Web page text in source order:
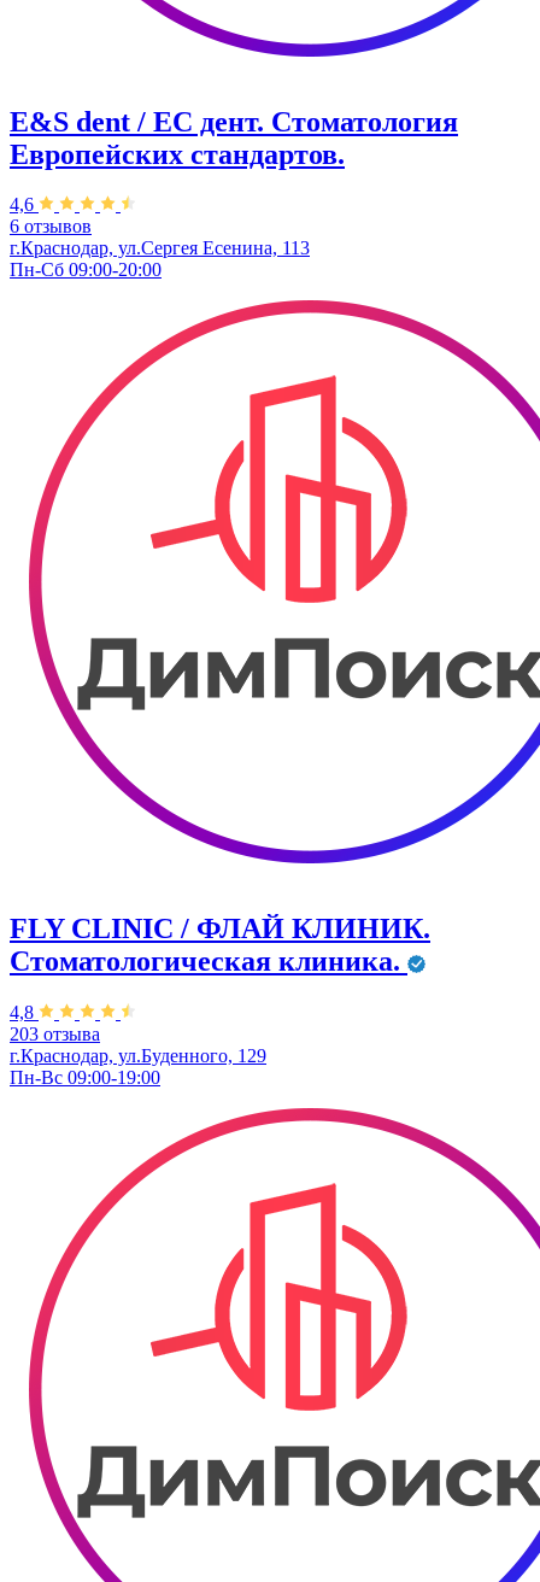
E&S dent / ЕС дент. Стоматология
Европейских стандартов.
4,6
6 отзывов
г.Краснодар, ул.Сергея Есенина, 113
Пн-Сб 09:00-20:00
FLY CLINIC / ФЛАЙ КЛИНИК.
Стоматологическая клиника.
4,8
203 отзыва
г.Краснодар, ул.Буденного, 129
Пн-Вс 09:00-19:00